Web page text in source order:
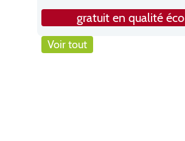
gratuit en qualité éco
Voir tout